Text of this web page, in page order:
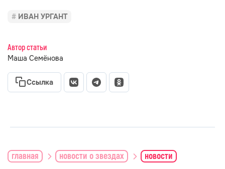
ИВАН УРГАНТ
Автор статьи
Маша Семёнова
Ссылка
главная новости о звездах новости